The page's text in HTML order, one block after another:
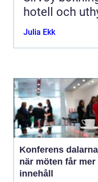
hotell och
Julia Ekk
Konferens dalarna
när möten får mer
innehåll